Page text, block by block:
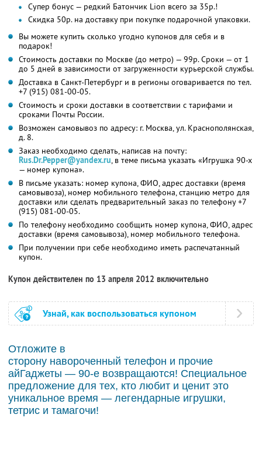
Супер бонус — редкий Батончик Lion всего за 35р.!
Скидка 50р. на доставку при покупке подарочной упаковки.
Вы можете купить сколько угодно купонов для себя и в
подарок!
Стоимость доставки по Москве (до метро) — 99р. Сроки — от 1
до 5 дней в зависимости от загруженности курьерской службы.
Доставка в Санкт-Петербург и в регионы оговаривается по тел.
+7 (915) 081-00-05.
Стоимость и сроки доставки в соответствии с тарифами и
сроками Почты России.
Возможен самовывоз по адресу: г. Москва, ул. Краснополянская,
д. 8.
Заказ необходимо сделать, написав на почту:
Rus.Dr.Pepper@yandex.ru, в теме письма указать «Игрушка 90-х
— номер купона».
В письме указать: номер купона, ФИО, адрес доставки (время
самовывоза), номер мобильного телефона, станцию метро для
доставки или сделать предварительный заказ по телефону +7
(915) 081-00-05.
По телефону необходимо сообщить номер купона, ФИО, адрес
доставки (время самовывоза), номер мобильного телефона.
При получении при себе необходимо иметь распечатанный
купон.
Купон действителен по 13 апреля 2012 включительно
Узнай, как воспользоваться купоном
Отложите в
сторону навороченный телефон и прочие
айГаджеты — 90-е возвращаются! Специальное
предложение для тех, кто любит и ценит это
уникальное время — легендарные игрушки,
тетрис и тамагочи!